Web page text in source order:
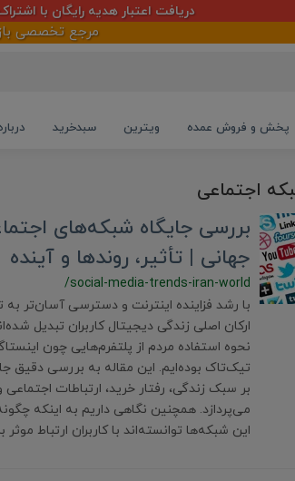
دریافت اعتبار هدیه رایگان با
مرجع تخصصی بازار
پخش و فروش عمده ویترین سبدخرید
اجتماعی
بررسی جایگاه شبکه‌های
جهانی | تأثیر، روندها و آینده
/social-media-trends-iran-world
با رشد فزاینده اینترنت و دسترسی آسان‌تر
ارکان اصلی زندگی دیجیتال کاربران تبدیل
تیک‌تاک بوده‌ایم. این مقاله به بررسی دقیق
بر سبک زندگی، رفتار خرید، ارتباطات
می‌پردازد. همچنین نگاهی داریم به اینکه
این شبکه‌ها توانسته‌اند با کاربران ارتباط